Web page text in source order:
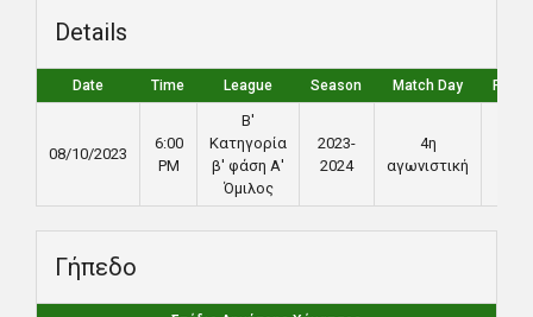
Details
Date Time League Season Match Day Full
08/10/2023
6:00
PM
Β'
Κατηγορία
β' φάση Α'
Όμιλος
2023-
2024
4η
αγωνιστική
Γήπεδο